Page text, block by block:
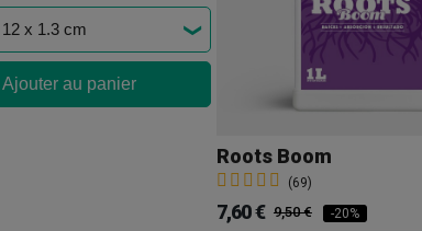
Ajouter au panier
Roots Boom
(69)
7,60 € 9,50 € -20%